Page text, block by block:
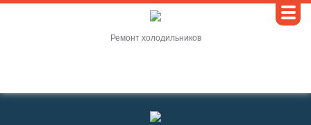
Ремонт холодильников